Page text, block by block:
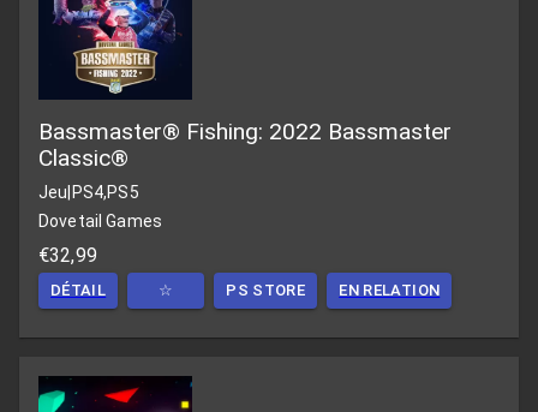
Bassmaster® Fishing: 2022 Bassmaster
Classic®
Jeu|PS4,PS5
Dovetail Games
€32,99
DÉTAIL ☆ PS STORE EN RELATION